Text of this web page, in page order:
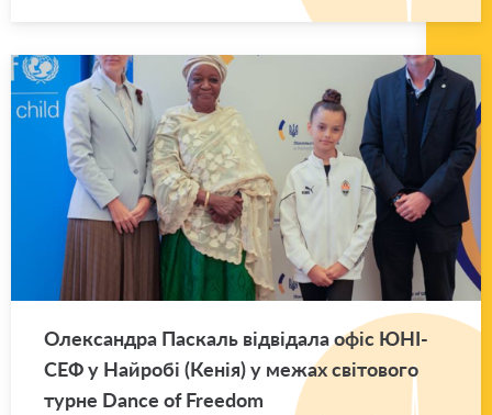
Оле­ксан­дра Па­скаль від­ві­да­ла офіс ЮНІ­
СЕФ у Най­ро­бі (Кенія) у межах сві­то­во­го
турне Dance of Freedom